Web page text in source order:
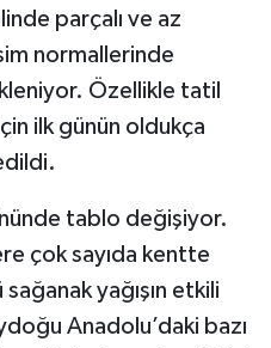
parçalı ve az
normallerinde
Özellikle tatil
ilk günün oldukça
tablo değişiyor.
çok sayıda kentte
yağışın etkili
Anadolu’daki bazı